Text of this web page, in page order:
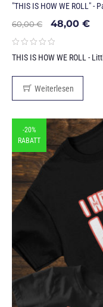
"THIS IS HOW WE ROLL" -
60,00€ 48,00 €
THIS IS HOW WE ROLL -
Weiterlesen
-20%
RABATT